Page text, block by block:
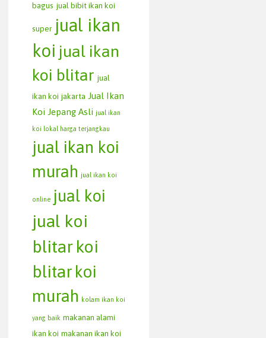
bagus jual bibit ikan koi
super jual ikan
koi jual ikan
koi blitar jual
ikan koi jakarta Jual Ikan
Koi Jepang Asli jual ikan
koi lokal harga terjangkau
jual ikan koi
murah jual ikan koi
online jual koi
jual koi
blitar koi
blitar koi
murah
kolam ikan koi
yang baik makanan alami
ikan koi makanan ikan koi